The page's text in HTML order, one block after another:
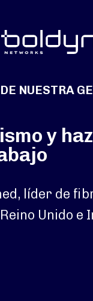
NUESTRA
y
líder de
Unido e